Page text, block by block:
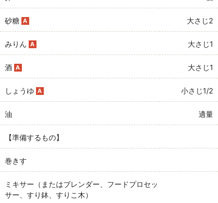
砂糖 A 大さじ2
みりん A 大さじ1
酒 A 大さじ1
しょうゆ A 小さじ1/2
油 適量
【準備するもの】
巻きす
ミキサー（またはブレンダー、フードプロセッ
サー、すり鉢、すりこ木）